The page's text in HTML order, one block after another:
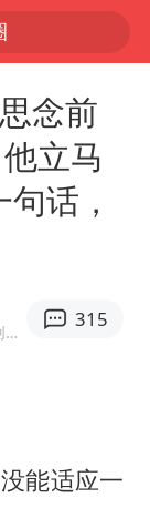
决赛
警
王艺迪2-4不敌张本美和止步4强
念前
立马
话，
·优质健康领域创作者
315
能适应一